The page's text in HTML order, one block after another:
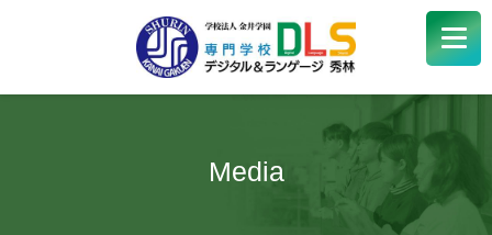
学校紹介+
受験生+
Media